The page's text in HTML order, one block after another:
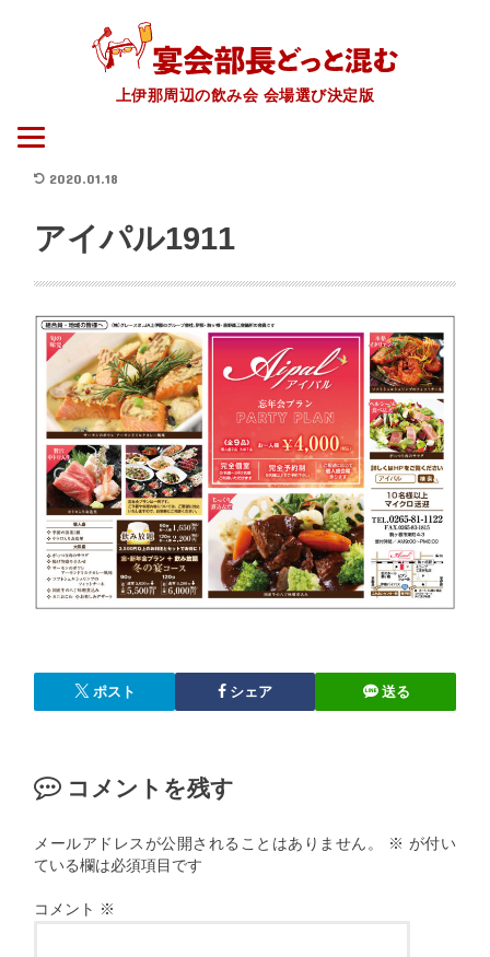
上伊那周辺の飲み会 会場選び決定版
2020.01.18
アイパル1911
ポスト シェア 送る
コメントを残す
メールアドレスが公開されることはありません。 ※ が付い
ている欄は必須項目です
コメント ※